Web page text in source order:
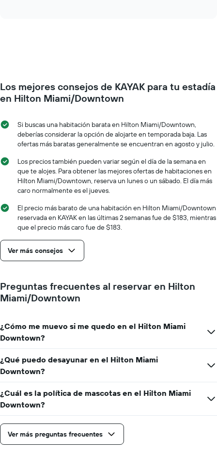
indica
el
de
una
habitación
cada
día
semana
El
gráfico
eje
que
los
días
de
semana.
El
gráfico
eje
Y
el
precio
una
habitación
Los mejores consejos de KAYAK para tu estadía
en Hilton Miami/Downtown
Si buscas una habitación barata en Hilton Miami/Downtown,
deberías considerar la opción de alojarte en temporada baja. Las
ofertas más baratas generalmente se encuentran en agosto y julio.
Los precios también pueden variar según el día de la semana en
que te alojes. Para obtener las mejores ofertas de habitaciones en
Hilton Miami/Downtown, reserva un lunes o un sábado. El día más
caro normalmente es el jueves.
El precio más barato de una habitación en Hilton Miami/Downtown
reservada en KAYAK en las últimas 2 semanas fue de $183, mientras
que el precio más caro fue de $183.
Ver más consejos
Preguntas frecuentes al reservar en Hilton
Miami/Downtown
¿Cómo me muevo si me quedo en el Hilton Miami
Downtown?
¿Qué puedo desayunar en el Hilton Miami
Downtown?
¿Cuál es la política de mascotas en el Hilton Miami
Downtown?
Ver más preguntas frecuentes